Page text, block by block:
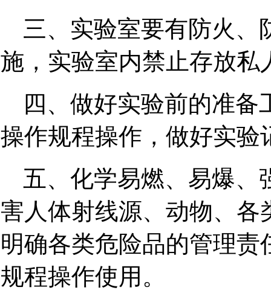
三、实验室要有防火、
施，实验室内禁止存放私
四、做好实验前的准
操作规程操作，做好实验
五、化学易燃、易爆、
害人体射线源、动物、
明确各类危险品的管理
规程操作使用。